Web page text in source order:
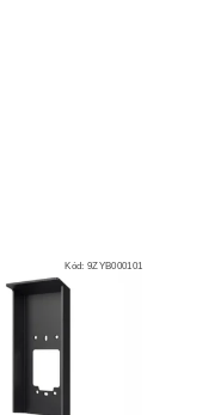
Kód:9ZYB000101